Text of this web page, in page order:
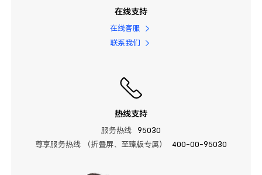
在线支持
在线客服
联系我们
热线支持
服务热线
95030
尊享服务热线 （折叠屏、至臻版专属）
400-00-95030